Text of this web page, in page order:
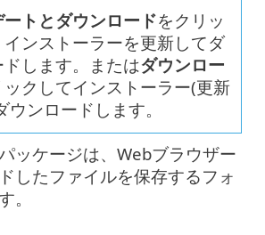
ートとダウンロードをクリッ
インストーラーを更新してダ
ドします。またはダウンロー
ックしてインストーラー(更新
ウンロードします。
ッケージは、Webブラウザー
したファイルを保存するフォ
。